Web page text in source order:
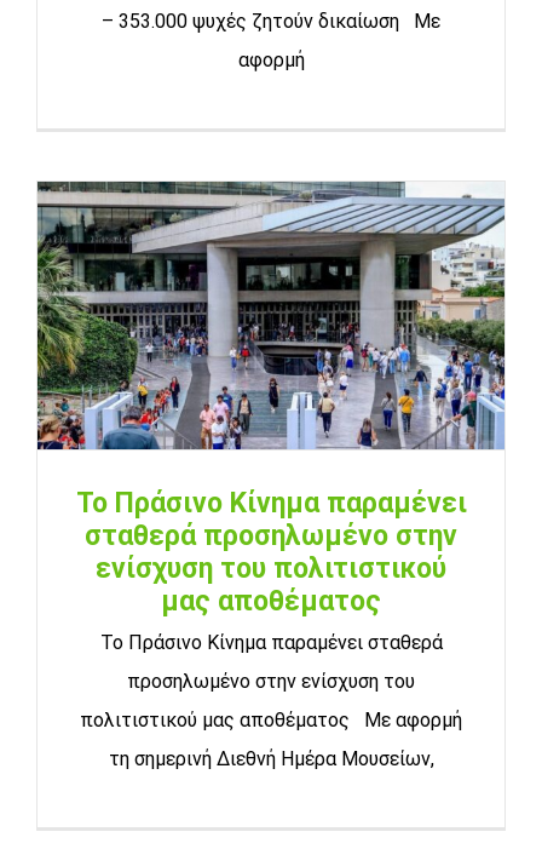
– 353.000 ψυχές ζητούν δικαίωση Με
αφορμή
Το Πράσινο Κίνημα παραμένει
σταθερά προσηλωμένο στην
ενίσχυση του πολιτιστικού
μας αποθέματος
Το Πράσινο Κίνημα παραμένει σταθερά
προσηλωμένο στην ενίσχυση του
πολιτιστικού μας αποθέματος Με αφορμή
τη σημερινή Διεθνή Ημέρα Μουσείων,